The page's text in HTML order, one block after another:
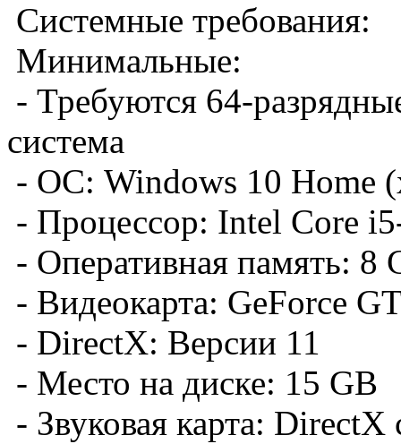
Системные требования:
Минимальные:
- Требуются 64-
система
- ОС: Windows 10 Home
- Процессор: Intel Core
- Оперативная память:
- Видеокарта: GeForce
- DirectX: Версии 11
- Место на диске: 15 GB
- Звуковая карта: